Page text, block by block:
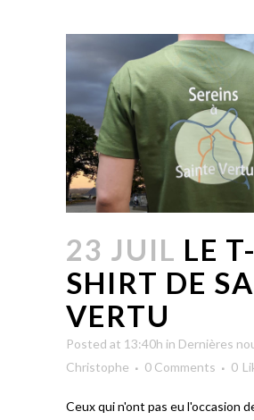
23 JUIL LE T-
SHIRT DE
VERTU
Posted at 13:40h in Dernières
Christophe
0 Comments 0
Ceux qui n'ont pas eu l'occasion